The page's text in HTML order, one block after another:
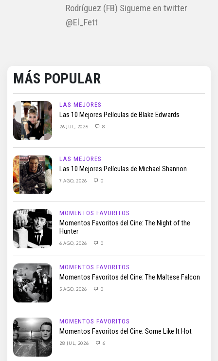
Rodríguez (FB) Sigueme en twitter
@El_Fett
MÁS POPULAR
LAS MEJORES
Las 10 Mejores Películas de Blake Edwards
26 JUL, 2026 8
LAS MEJORES
Las 10 Mejores Películas de Michael Shannon
7 AGO, 2026 0
MOMENTOS FAVORITOS
Momentos Favoritos del Cine: The Night of the
Hunter
6 AGO, 2026 0
MOMENTOS FAVORITOS
Momentos Favoritos del Cine: The Maltese Falcon
5 AGO, 2026 0
MOMENTOS FAVORITOS
Momentos Favoritos del Cine: Some Like It Hot
28 JUL, 2026 6